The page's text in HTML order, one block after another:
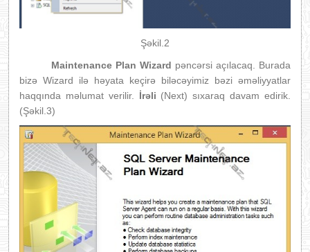
Şəkil.2
Maintenance Plan Wizard pəncərsi açılacaq. Burada
bizə Wizard ilə həyata keçirə biləcəyimiz bəzi əməliyyatlar
haqqında məlumat verilir. İrəli (Next) sıxaraq davam edirik.
(Şəkil.3)